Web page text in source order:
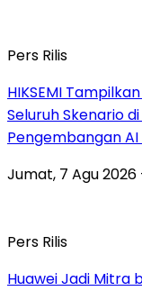
Pers Rilis
HIKSEMI
Seluruh Skenario
Pengembangan
Jumat, 7 Agu 2026
Pers Rilis
Huawei Jadi Mitra